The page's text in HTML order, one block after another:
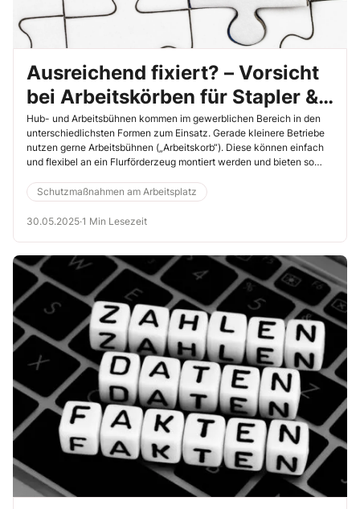
Ausreichend fixiert? – Vorsicht
bei Arbeitskörben für Stapler &
Co.
Hub- und Arbeitsbühnen kommen im gewerblichen Bereich in den
unterschiedlichsten Formen zum Einsatz. Gerade kleinere Betriebe
nutzen gerne Arbeitsbühnen („Arbeitskorb“). Diese können einfach
und flexibel an ein Flurförderzeug montiert werden und bieten so
auf eine sichere Verbindung zu achten, sonst kann es schnell zu
folgenschweren Abstürzen kommen.
Schutzmaßnahmen am Arbeitsplatz
30.05.2025·1 Min Lesezeit